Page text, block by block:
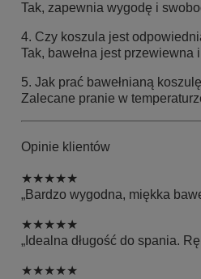
Tak, zapewnia wygodę i
4. Czy koszula jest
Tak, bawełna jest przewiewna
5. Jak prać bawełnianą
Zalecane pranie w
Opinie klientów
★★★★★
„Bardzo wygodna, miękka
★★★★★
„Idealna długość do spania.
★★★★★